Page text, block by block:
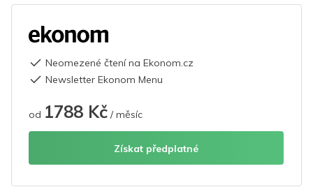
Neomezené čtení na Ekonom.cz
Newsletter Ekonom Menu
od 1788 Kč / měsíc
Získat předplatné